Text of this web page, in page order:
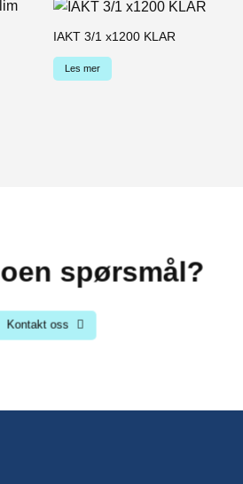
IAKT 3/1 x1200 KLAR
Les mer
spørsmål?
Kontakt oss